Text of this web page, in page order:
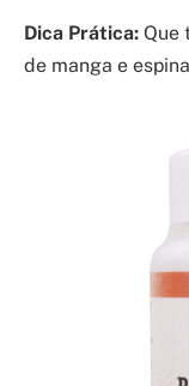
Dica Prática: Que
de manga e